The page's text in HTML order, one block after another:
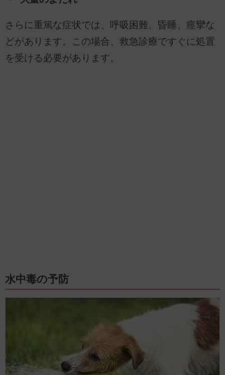
さらに重篤な症状では、呼吸困難、昏睡、痙攣な
どがあります。この場合、救急診療ですぐに処置
を受ける必要があります。
水中毒の予防